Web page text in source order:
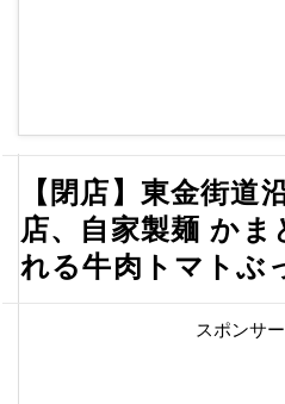
【閉店】東金街道
店、自家製麺 か
れる牛肉トマトぶ
スポンサ